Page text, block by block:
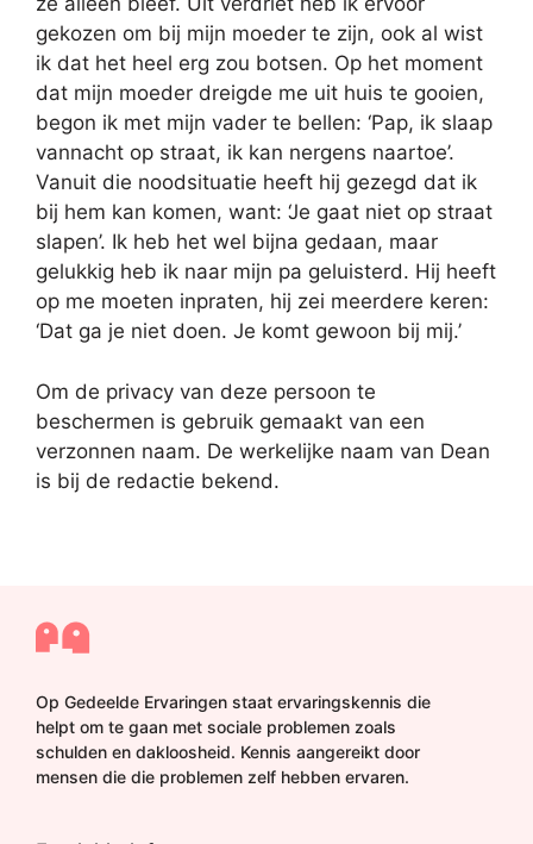
gekozen om bij mijn moeder te zijn, ook al wist
ik dat het heel erg zou botsen. Op het moment
dat mijn moeder dreigde me uit huis te gooien,
begon ik met mijn vader te bellen: ‘Pap, ik slaap
vannacht op straat, ik kan nergens naartoe’.
Vanuit die noodsituatie heeft hij gezegd dat ik
bij hem kan komen, want: ‘Je gaat niet op straat
slapen’. Ik heb het wel bijna gedaan, maar
gelukkig heb ik naar mijn pa geluisterd. Hij heeft
op me moeten inpraten, hij zei meerdere keren:
‘Dat ga je niet doen. Je komt gewoon bij mij.’
Om de privacy van deze persoon te
beschermen is gebruik gemaakt van een
verzonnen naam. De werkelijke naam van Dean
is bij de redactie bekend.
Op Gedeelde Ervaringen staat ervaringskennis die
helpt om te gaan met sociale problemen zoals
schulden en dakloosheid. Kennis aangereikt door
mensen die die problemen zelf hebben ervaren.